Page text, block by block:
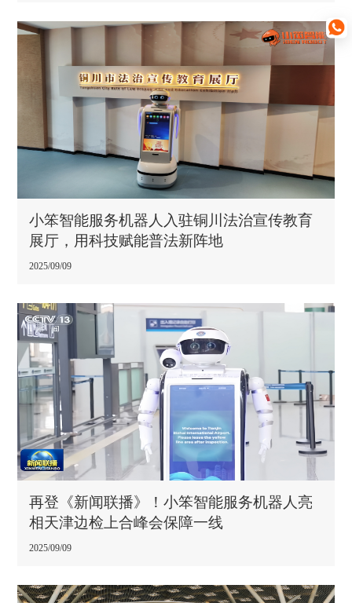
小笨智能服务机器人入驻铜川法治宣传教育
展厅，用科技赋能普法新阵地
2025/09/09
再登《新闻联播》！小笨智能服务机器人亮
相天津边检上合峰会保障一线
2025/09/09